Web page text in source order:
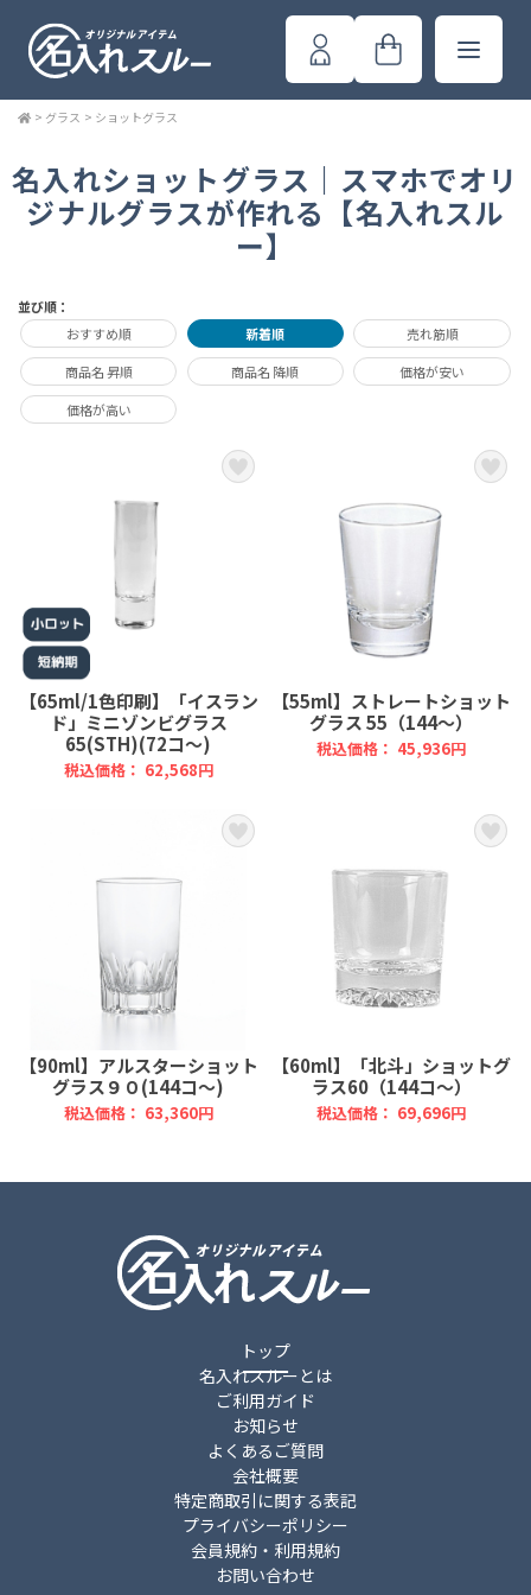
> グラス > ショットグラス
名入れショットグラス｜スマホでオリ
ジナルグラスが作れる【名入れスル
ー】
並び順：
おすすめ順
新着順 売れ筋順
商品名 昇順 商品名 降順 価格が安い
価格が高い
【65ml/1色印刷】「イスラン
ド」ミニゾンビグラス
65(STH)(72コ～)
税込価格： 62,568円
【55ml】ストレートショット
グラス 55（144～）
税込価格： 45,936円
【90ml】アルスターショット
グラス９０(144コ～)
税込価格： 63,360円
【60ml】「北斗」ショットグ
ラス60（144コ～）
税込価格： 69,696円
トップ
名入れスルーとは
ご利用ガイド
お知らせ
よくあるご質問
会社概要
特定商取引に関する表記
プライバシーポリシー
会員規約・利用規約
お問い合わせ